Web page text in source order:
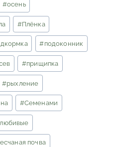
#осень
#Плёнка
#подоконник
#прищипка
#рыхление
#Семенами
почва